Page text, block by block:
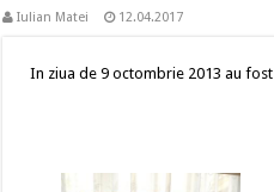
Iulian Matei 12.04.2017
In ziua de 9 octombrie 2013 au